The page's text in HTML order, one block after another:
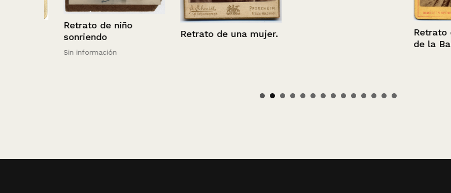
Retrato de niño
sonriendo
Sin información
Retrato de una mujer.
Retrato de
de la Barra